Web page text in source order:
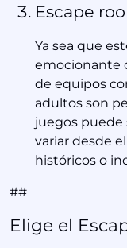
Escape
Ya sea que
emocionante
de equipos
adultos son
juegos puede
variar desde
históricos o
##
Elige el